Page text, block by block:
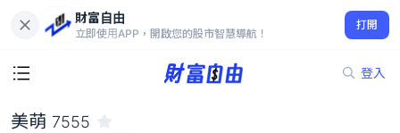
財富自由
立即使用APP，開啟您的股市智慧導航！
打開
登入
63.00
-3.08%
美萌 7555